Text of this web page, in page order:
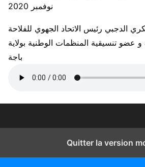
نوفمبر 2020
الدجبي رئيس الاتحاد الجهوي للفلاحة
و عضو تنسيقية المنظمات الوطنية بولاية
Quitter la version